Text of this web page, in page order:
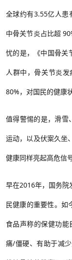
全球约有3.55亿人患
中骨关节炎占比超
忧的是，《中国骨关
人群中，骨关节炎发
80%，对国民的健康
值得警惕的是，滑
运动，以及伏案久坐
健康同样亮起高危信号
早在2016年，国务院
民健康的重要性。如
食品声称的保健功
痛/僵硬、有助于减